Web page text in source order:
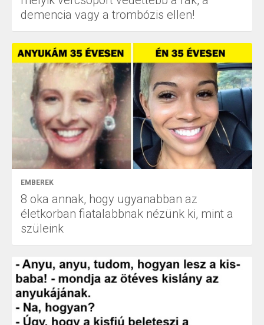
demencia vagy a trombózis ellen!
EMBEREK
8 oka annak, hogy ugyanabban az
életkorban fiatalabbnak nézünk ki, mint a
szüleink